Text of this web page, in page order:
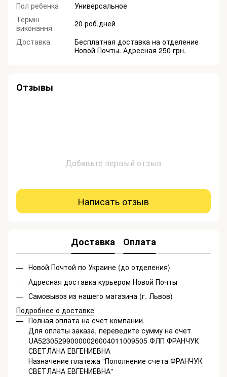
Пол ребенка
Универсальное
Термін
виконання
20 роб.дней
Доставка
Бесплатная доставка на отделение
Новой Почты. Адресная 250 грн.
Отзывы
Добавьте первый отзыв
Написать отзыв
Доставка Оплата
Новой Почтой по Украине (до отделения)
Адресная доставка курьером Новой Почты
Самовывоз из нашего магазина (г. Львов)
Подробнее о доставке
Полная оплата на счет компании.
Для оплаты заказа, переведите сумму на счет
UA523052990000026004011009505 ФЛП ФРАНЧУК
СВЕТЛАНА ЕВГЕНИЕВНА
Назначение платежа "Пополнение счета ФРАНЧУК
СВЕТЛАНА ЕВГЕНИЕВНА"